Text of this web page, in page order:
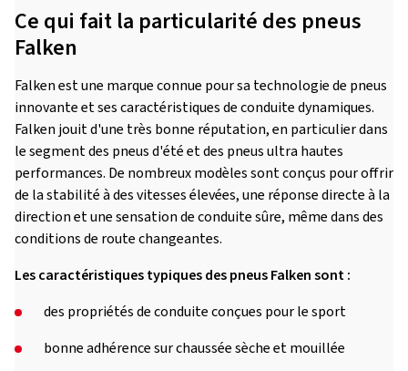
Ce qui fait la particularité des pneus
Falken
Falken est une marque connue pour sa technologie de pneus
innovante et ses caractéristiques de conduite dynamiques.
Falken jouit d'une très bonne réputation, en particulier dans
le segment des pneus d'été et des pneus ultra hautes
performances. De nombreux modèles sont conçus pour offrir
de la stabilité à des vitesses élevées, une réponse directe à la
direction et une sensation de conduite sûre, même dans des
conditions de route changeantes.
Les caractéristiques typiques des pneus Falken sont :
des propriétés de conduite conçues pour le sport
bonne adhérence sur chaussée sèche et mouillée